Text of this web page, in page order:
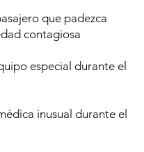
que padezca
contagiosa
especial durante el
inusual durante el